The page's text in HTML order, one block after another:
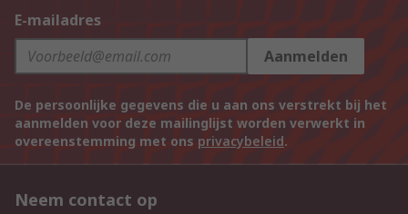
E-mailadres
Aanmelden
De persoonlijke gegevens die u aan ons verstrekt bij het
aanmelden voor deze mailinglijst worden verwerkt in
overeenstemming met ons privacybeleid.
Neem contact op